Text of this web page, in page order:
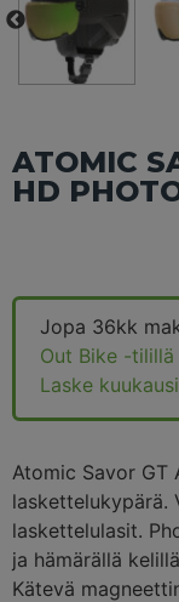
ATOMIC
HD
Jopa 36kk
Out Bike -tilillä
Laske
Atomic Savor GT
laskettelukypärä.
laskettelulasit.
ja hämärällä
Kätevä